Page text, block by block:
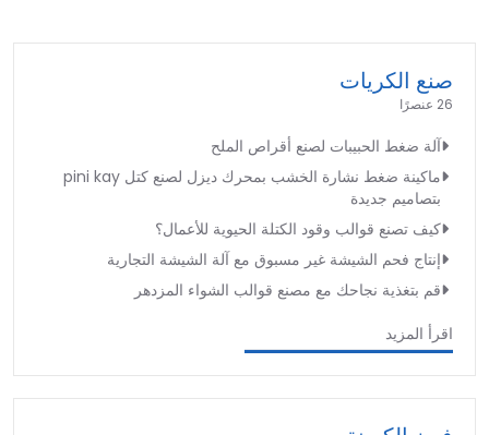
صنع الكريات
26 عنصرًا
آلة ضغط الحبيبات لصنع أقراص الملح
ماكينة ضغط نشارة الخشب بمحرك ديزل لصنع كتل pini kay
بتصاميم جديدة
كيف تصنع قوالب وقود الكتلة الحيوية للأعمال؟
إنتاج فحم الشيشة غير مسبوق مع آلة الشيشة التجارية
قم بتغذية نجاحك مع مصنع قوالب الشواء المزدهر
اقرأ المزيد